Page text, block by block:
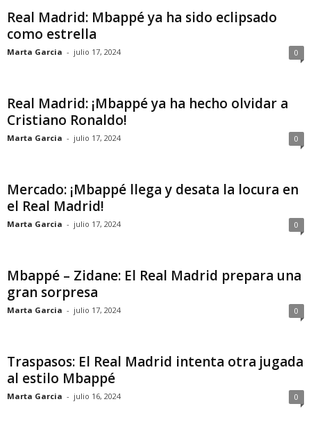
Real Madrid: Mbappé ya ha sido eclipsado
como estrella
Marta Garcia - julio 17, 2024 0
Real Madrid: ¡Mbappé ya ha hecho olvidar a
Cristiano Ronaldo!
Marta Garcia - julio 17, 2024 0
Mercado: ¡Mbappé llega y desata la locura en
el Real Madrid!
Marta Garcia - julio 17, 2024 0
Mbappé – Zidane: El Real Madrid prepara una
gran sorpresa
Marta Garcia - julio 17, 2024 0
Traspasos: El Real Madrid intenta otra jugada
al estilo Mbappé
Marta Garcia - julio 16, 2024 0